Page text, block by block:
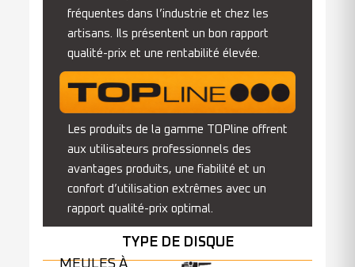
fréquentes dans l’industrie et chez les
artisans. Ils présentent un bon rapport
qualité-prix et une rentabilité élevée.
Les produits de la gamme TOPline offrent
aux utilisateurs professionnels des
avantages produits, une fiabilité et un
confort d’utilisation extrêmes avec un
rapport qualité-prix optimal.
TYPE DE DISQUE
MEULES À